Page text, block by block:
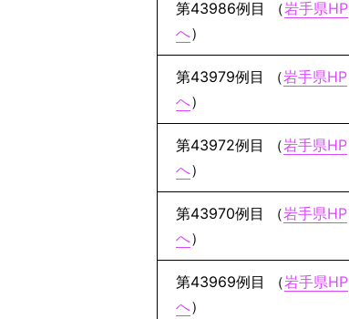
第43986例目 （岩手県HP
へ）
第43979例目 （岩手県HP
へ）
第43972例目 （岩手県HP
へ）
第43970例目 （岩手県HP
へ）
第43969例目 （岩手県HP
へ）